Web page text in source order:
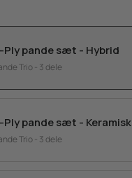
Ply pande sæt - Hybrid
Trio - 3 dele
Ply pande sæt - Keramisk
Trio - 3 dele